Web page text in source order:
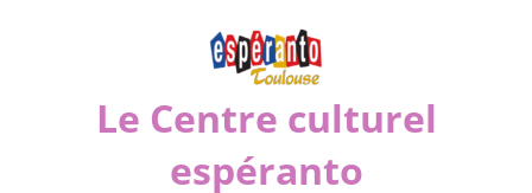
Le Centre culturel
espéranto